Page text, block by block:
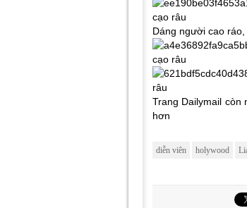
Dáng người cao
Trang Dailymail còn
hơn
diễn viên holywood